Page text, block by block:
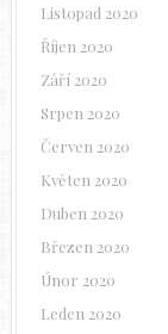
Listopad 2020
Říjen 2020
Září 2020
Srpen 2020
Červen 2020
Květen 2020
Duben 2020
Březen 2020
Únor 2020
Leden 2020